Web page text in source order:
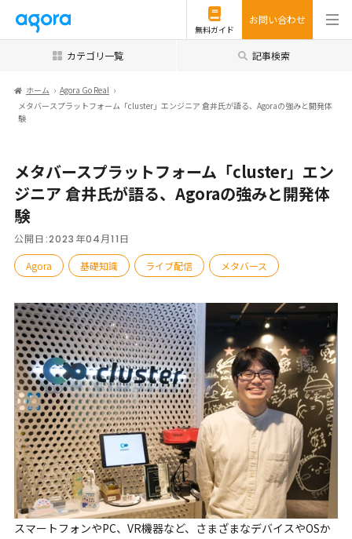
無料ガイド
お問い合わせ
カテゴリ一覧 記事検索
ホーム
Agora Go Real
メタバースプラットフォーム「cluster」エンジニア 倉井氏が語る、Agoraの強みと開発体
験
メタバースプラットフォーム「cluster」エン
ジニア 倉井氏が語る、Agoraの強みと開発体
験
公開日:2023年04月11日
Agora
基礎知識 ライブ配信 メタバース
スマートフォンやPC、VR機器など、さまざまなデバイスやOSか